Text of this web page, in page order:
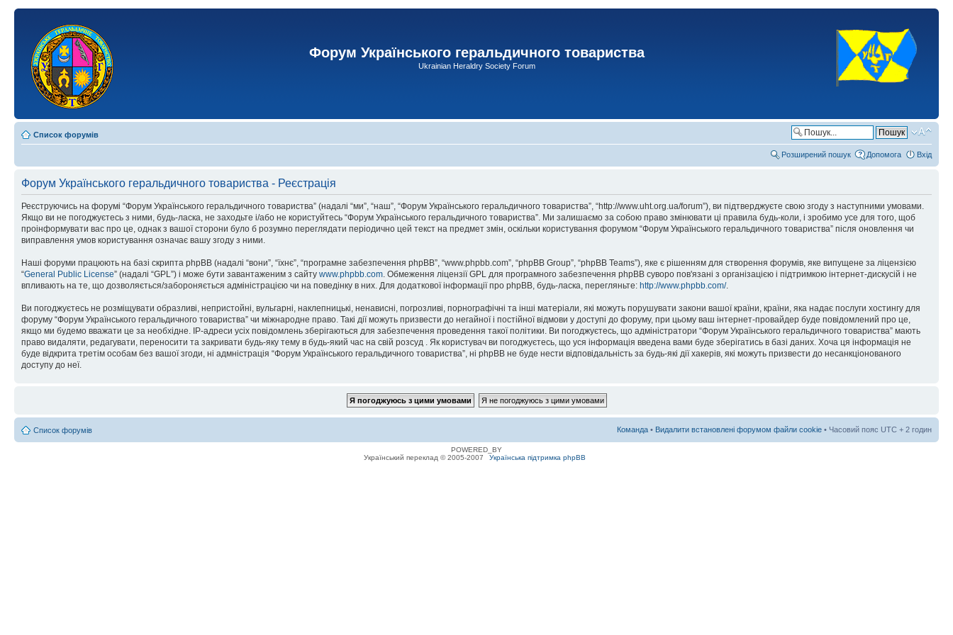
Форум Українського геральдичного товариства
Ukrainian Heraldry Society Forum
Список форумів
Розширений пошук Допомога Вхід
Форум Українського геральдичного товариства - Реєстрація
Реєструючись на форумі “Форум Українського геральдичного товариства” (надалі “ми”, “наш”, “Форум Українського геральдичного товариства”, “http://www.uht.org.ua/forum”), ви підтверджуєте свою згоду з наступними умовами.
Якщо ви не погоджуєтесь з ними, будь-ласка, не заходьте і/або не користуйтесь “Форум Українського геральдичного товариства”. Ми залишаємо за собою право змінювати ці правила будь-коли, і зробимо усе для того, щоб
проінформувати вас про це, однак з вашої сторони було б розумно переглядати періодично цей текст на предмет змін, оскільки користування форумом “Форум Українського геральдичного товариства” після оновлення чи
виправлення умов користування означає вашу згоду з ними.
Наші форуми працюють на базі скрипта phpBB (надалі “вони”, “їхнє”, “програмне забезпечення phpBB”, “www.phpbb.com”, “phpBB Group”, “phpBB Teams”), яке є рішенням для створення форумів, яке випущене за ліцензією
“General Public License” (надалі “GPL”) і може бути завантаженим з сайту www.phpbb.com. Обмеження ліцензії GPL для програмного забезпечення phpBB суворо пов'язані з організацією і підтримкою інтернет-дискусій і не
впливають на те, що дозволяється/забороняється адміністрацією чи на поведінку в них. Для додаткової інформації про phpBB, будь-ласка, перегляньте: http://www.phpbb.com/.
Ви погоджуєтесь не розміщувати образливі, непристойні, вульгарні, наклепницькі, ненависні, погрозливі, порнографічні та інші матеріали, які можуть порушувати закони вашої країни, країни, яка надає послуги хостингу для
форуму “Форум Українського геральдичного товариства” чи міжнародне право. Такі дії можуть призвести до негайної і постійної відмови у доступі до форуму, при цьому ваш інтернет-провайдер буде повідомлений про це,
якщо ми будемо вважати це за необхідне. IP-адреси усіх повідомлень зберігаються для забезпечення проведення такої політики. Ви погоджуєтесь, що адміністратори “Форум Українського геральдичного товариства” мають
право видаляти, редагувати, переносити та закривати будь-яку тему в будь-який час на свій розсуд . Як користувач ви погоджуєтесь, що уся інформація введена вами буде зберігатись в базі даних. Хоча ця інформація не
буде відкрита третім особам без вашої згоди, ні адмністрація “Форум Українського геральдичного товариства”, ні phpBB не буде нести відповідальність за будь-які дії хакерів, які можуть призвести до несанкціонованого
доступу до неї.
Список форумів Команда • Видалити встановлені форумом файли cookie • Часовий пояс UTC + 2 годин
POWERED_BY
Український переклад © 2005-2007
Українська підтримка phpBB